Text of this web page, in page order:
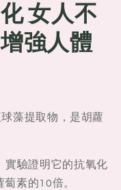
女人不
強人體
藻提取物，是胡蘿
實驗證明它的抗氧化
素的10倍。